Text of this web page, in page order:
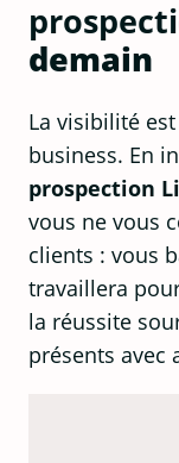
demain
La visibilité
business. En
prospection
vous ne vous
clients : vous
travaillera
la réussite
présents avec